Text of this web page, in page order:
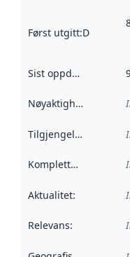
Først utgitt:Denne
Sist oppdatert
Nøyaktighet
Tilgjengelighet
Kompletthet
Aktualitet:
Relevans: